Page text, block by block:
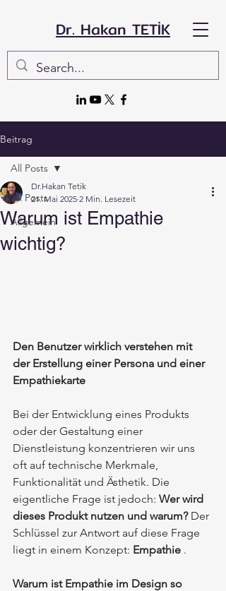
Dr. Hakan TETİK
Beitrag
All Posts
Allgemein
All Posts
Warum ist Empathie
wichtig?
Dr.Hakan Tetik
21. Mai 2025 2 Min. Lesezeit
Den Benutzer wirklich verstehen mit
der Erstellung einer Persona und einer
Empathiekarte
Bei der Entwicklung eines Produkts
oder der Gestaltung einer
Dienstleistung konzentrieren wir uns
oft auf technische Merkmale,
Funktionalität und Ästhetik. Die
eigentliche Frage ist jedoch: Wer wird
dieses Produkt nutzen und warum? Der
Schlüssel zur Antwort auf diese Frage
liegt in einem Konzept: Empathie .
Warum ist Empathie im Design so